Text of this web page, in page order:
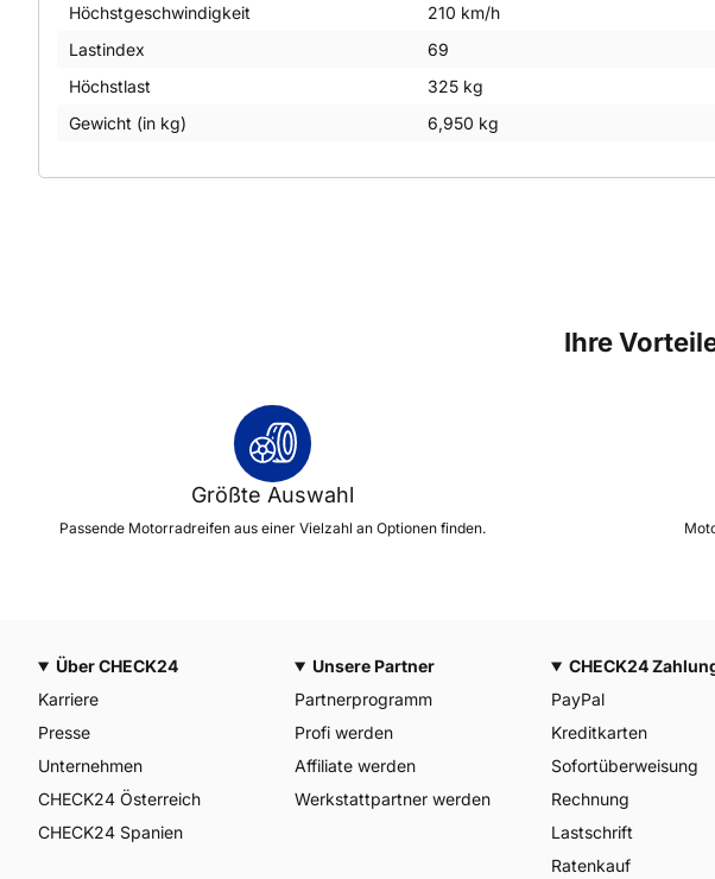
Höchstgeschwindigkeit
210 km/h
Lastindex
69
Höchstlast
325 kg
Gewicht (in kg)
6,950 kg
Ihre
Größte Auswahl
Passende Motorradreifen aus einer Vielzahl an Optionen finden.
Über CHECK24
Karriere
Presse
Unternehmen
CHECK24 Österreich
CHECK24 Spanien
Unsere Partner
Partnerprogramm
Profi werden
Affiliate werden
Werkstattpartner werden
CHECK24
PayPal
Kreditkarten
Sofortüberweisung
Rechnung
Lastschrift
Ratenkauf